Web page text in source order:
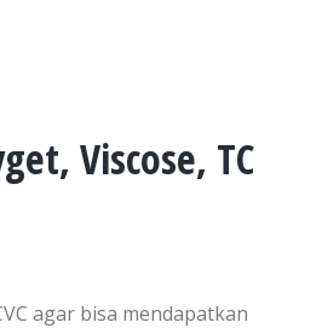
Viscose, TC
agar bisa mendapatkan